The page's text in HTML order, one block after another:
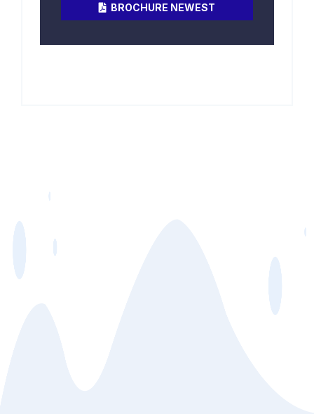
BROCHURE NEWEST